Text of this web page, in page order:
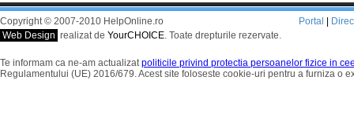
Copyright © 2007-2010 HelpOnline.ro
Web Design realizat de YourCHOICE. Toate drepturile rezervate.
Portal
Te informam ca ne-am actualizatpoliticile privind protectia persoanelor fizice in
Regulamentului (UE) 2016/679. Acest site foloseste cookie-uri pentru a furniza o